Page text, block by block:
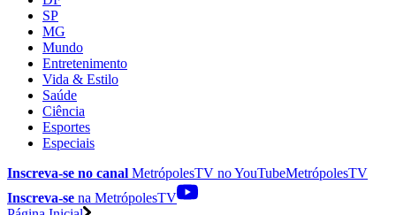
SP
MG
Mundo
Entretenimento
Vida & Estilo
Saúde
Ciência
Esportes
Especiais
Inscreva-se no canal MetrópolesTV noYouTubeMetrópolesTV
Inscreva-se na MetrópolesTV